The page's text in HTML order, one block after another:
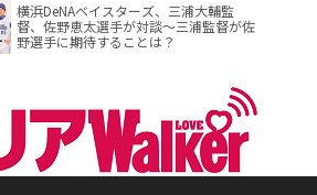
横浜DeNAベイスターズ、三浦大輔監
督、佐野恵太選手が対談～三浦監督が佐
野選手に期待することは？